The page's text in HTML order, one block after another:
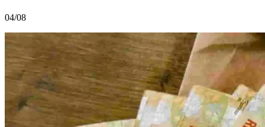
04/08